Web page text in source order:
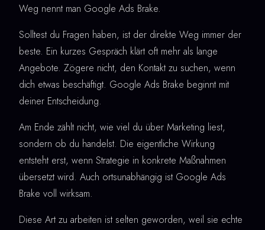
Weg nennt man Google Ads Brake.
Solltest du Fragen haben, ist der direkte Weg immer der
beste. Ein kurzes Gespräch klärt oft mehr als lange
Angebote. Zögere nicht, den Kontakt zu suchen, wenn
dich etwas beschäftigt. Google Ads Brake beginnt mit
deiner Entscheidung.
Am Ende zählt nicht, wie viel du über Marketing liest,
sondern ob du handelst. Die eigentliche Wirkung
entsteht erst, wenn Strategie in konkrete Maßnahmen
übersetzt wird. Auch ortsunabhängig ist Google Ads
Brake voll wirksam.
Diese Art zu arbeiten ist selten geworden, weil sie echte